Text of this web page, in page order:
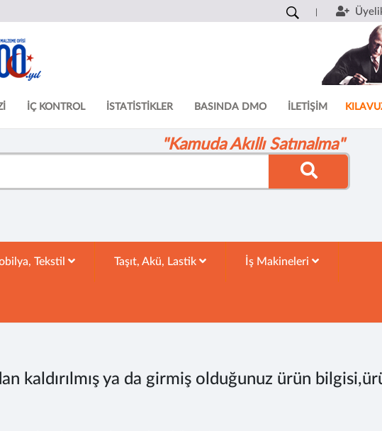
İÇ KONTROL İSTATİSTİKLER BASINDA DMO İLETİŞİM
"Kamuda Akıllı Satınalma"
Tekstil Taşıt, Akü, Lastik İş Makineleri
kaldırılmış ya da girmiş olduğunuz ürün